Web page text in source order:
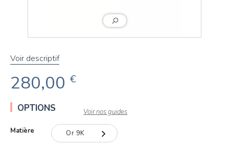
Voir descriptif
280,00 €
OPTIONS Voir nos guides
Matière Or 9K